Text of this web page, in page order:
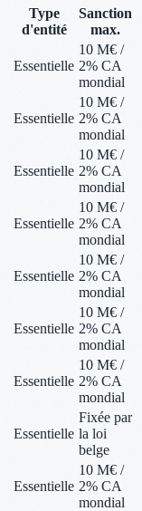
Type
d'entité
Sanction
max.
Essentielle
10 M€ /
2% CA
mondial
Essentielle
10 M€ /
2% CA
mondial
Essentielle
10 M€ /
2% CA
mondial
Essentielle
10 M€ /
2% CA
mondial
Essentielle
10 M€ /
2% CA
mondial
Essentielle
10 M€ /
2% CA
mondial
Essentielle
10 M€ /
2% CA
mondial
Essentielle
Fixée par
la loi
belge
Essentielle
10 M€ /
2% CA
mondial